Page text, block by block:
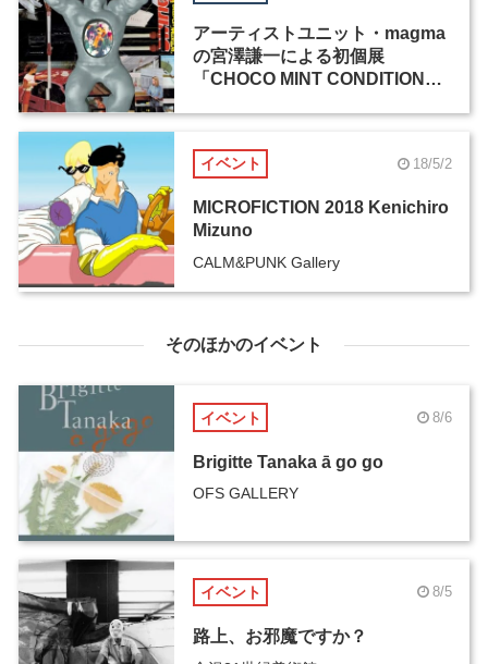
アーティストユニット・magma
の宮澤謙一による初個展
「CHOCO MINT CONDITION」
イベント 18/5/2
MICROFICTION 2018 Kenichiro
Mizuno
CALM&PUNK Gallery
そのほかのイベント
イベント 8/6
Brigitte Tanaka ā go go
OFS GALLERY
イベント 8/5
路上、お邪魔ですか？